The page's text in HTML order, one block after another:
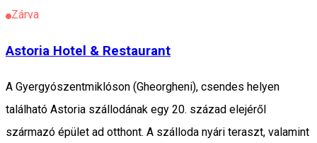
Zárva
Astoria Hotel & Restaurant
A Gyergyószentmiklóson (Gheorgheni), csendes helyen
található Astoria szállodának egy 20. század elejéről
származó épület ad otthont. A szálloda nyári teraszt, valamint